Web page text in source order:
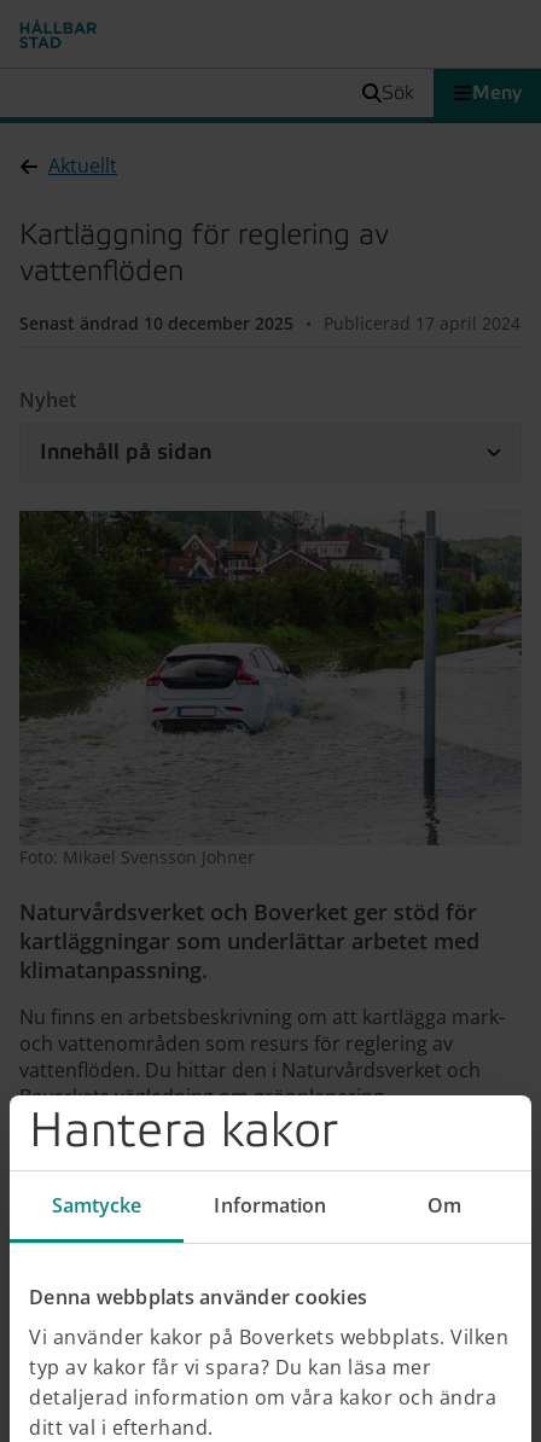
Hantera kakor
Samtycke Information Om
Denna webbplats använder cookies
Vi använder kakor på Boverkets webbplats. Vilken
typ av kakor får vi spara? Du kan läsa mer
detaljerad information om våra kakor och ändra
ditt val i efterhand.
sök Meny
Aktuellt
Kartläggning för reglering av
vattenflöden
Senast ändrad 10 december 2025 • Publicerad 17 april 2024
Nyhet
Innehåll på sidan
Foto: Mikael Svensson Johner
Naturvårdsverket och Boverket ger stöd för
kartläggningar som underlättar arbetet med
klimatanpassning.
Nu finns en arbetsbeskrivning om att kartlägga mark-
och vattenområden som resurs för reglering av
vattenflöden. Du hittar den i Naturvårdsverket och
Boverkets vägledning om grönplanering
B3.1 Mark- och vattenområden som resurs för
reglering av vattenflöden i anslutning till
riskområden (på Naturvårdsverkets webbplats)
Kartläggningen är värdefull att göra i samband med
klimatanpassningsplaner och åtgärdsplaner. Med
mer effektivt med klimatanpassning.
Mer om kartläggning inom grönplanering (på
Naturvårdsverkets webbplats)